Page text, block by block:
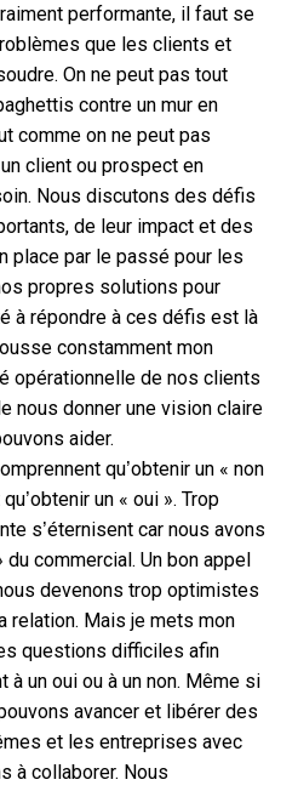
performante, il faut se
que les clients et
On ne peut pas tout
contre un mur en
comme on ne peut pas
client ou prospect en
Nous discutons des défis
de leur impact et des
place par le passé pour les
propres solutions pour
à répondre à ces défis est là
constamment mon
opérationnelle de nos clients
nous donner une vision claire
aider.
qu’obtenir un « non
un « oui ». Trop
s’éternisent car nous avons
commercial. Un bon appel
devenons trop optimistes
relation. Mais je mets mon
questions difficiles afin
à un oui ou à un non. Même si
avancer et libérer des
et les entreprises avec
à collaborer. Nous